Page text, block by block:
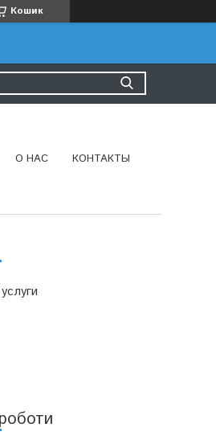
Кошик
О НАС КОНТАКТЫ